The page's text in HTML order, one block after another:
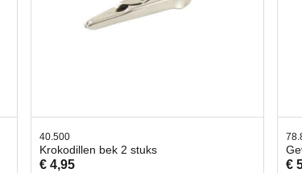
78.80350
Gevlochtenkous ø 35mm
€ 50,95